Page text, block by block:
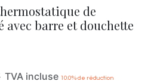
de
avec barre et douchette
TVA incluse 10.0% de réduction